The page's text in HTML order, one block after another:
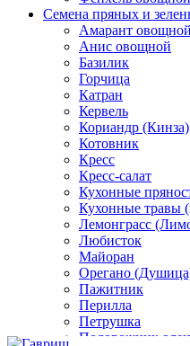
Семена пряных и
Амарант овощной
Анис овощной
Базилик
Горчица
Катран
Кервель
Кориандр (Кинза)
Котовник
Кресс
Кресс-салат
Кухонные
Кухонные травы
Лемонграсс
Любисток
Майоран
Орегано
Пажитник
Перилла
Петрушка
Подорожник